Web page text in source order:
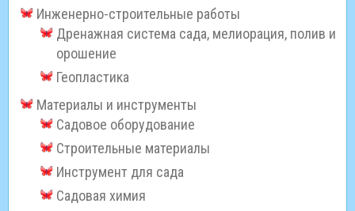
Инженерно-строительные работы
Дренажная система сада, мелиорация, полив и
орошение
Геопластика
Материалы и инструменты
Садовое оборудование
Строительные материалы
Инструмент для сада
Садовая химия